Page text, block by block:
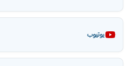
يوتيوب